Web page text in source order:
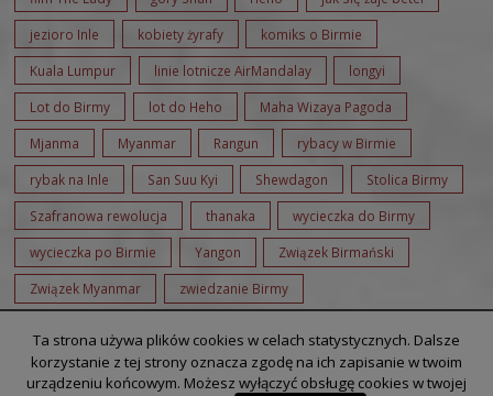
jezioro Inle kobiety żyrafy komiks o Birmie
Kuala Lumpur linie lotnicze AirMandalay longyi
Lot do Birmy lot do Heho Maha Wizaya Pagoda
Mjanma Myanmar Rangun rybacy w Birmie
rybak na Inle San Suu Kyi Shewdagon Stolica Birmy
Szafranowa rewolucja thanaka wycieczka do Birmy
wycieczka po Birmie Yangon Związek Birmański
Związek Myanmar zwiedzanie Birmy
1 2 Następne »
Ta strona używa plików cookies w celach statystycznych. Dalsze
korzystanie z tej strony oznacza zgodę na ich zapisanie w twoim
urządzeniu końcowym. Możesz wyłączyć obsługę cookies w twojej